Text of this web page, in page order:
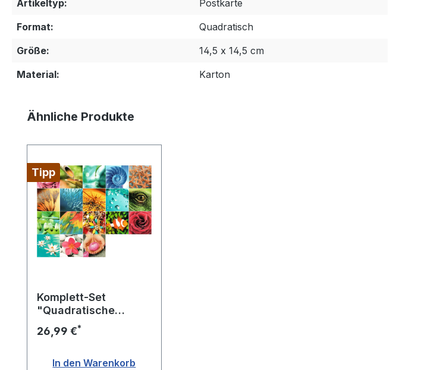
Artikeltyp:
Postkarte
Format:
Quadratisch
Größe:
14,5 x 14,5 cm
Material:
Karton
Produktgalerie überspringen
Ähnliche Produkte
Tipp
Komplett-Set
"Quadratische
Postkarten"
26,99 €*
In den Warenkorb